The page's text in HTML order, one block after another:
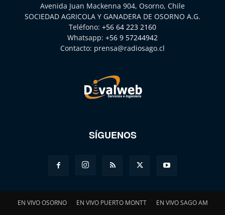
Avenida Juan Mackenna 904, Osorno, Chile
SOCIEDAD AGRICOLA Y GANADERA DE OSORNO A.G.
Teléfono: +56 64 223 2160
Whatsapp: +56 9 57244942
Contacto: prensa@radiosago.cl
SÍGUENOS
EN VIVO OSORNO EN VIVO PUERTO MONTT EN VIVO SAGO AM